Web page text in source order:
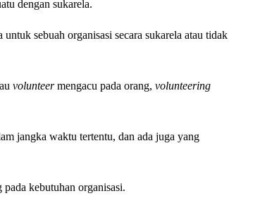
dengan sukarela.
untuk sebuah organisasi secara sukarela atau tidak
volunteermengacu pada orang, volunteering
jangka waktu tertentu, dan ada juga yang
kebutuhan organisasi.